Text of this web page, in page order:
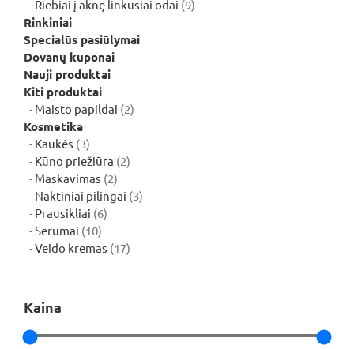
Riebiai į aknę linkusiai odai 99
Rinkiniai
Specialūs pasiūlymai
Dovanų kuponai
Nauji produktai
Kiti produktai
Maisto papildai 22
Kosmetika
Kaukės 33
produktai
Kūno priežiūra 22
Maskavimas 22
produktai
Naktiniai pilingai 33
Prausikliai 66
Serumai 1010
produktų
Veido kremas 1717
Kaina